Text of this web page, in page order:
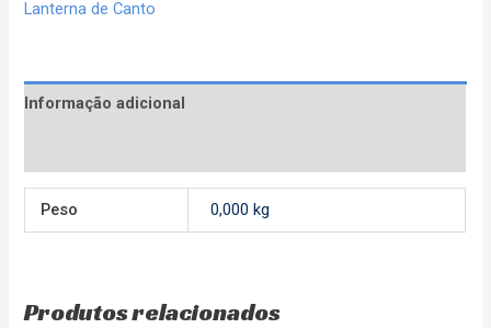
Lanterna de Canto
Informação adicional
Peso 0,000 kg
Produtos relacionados